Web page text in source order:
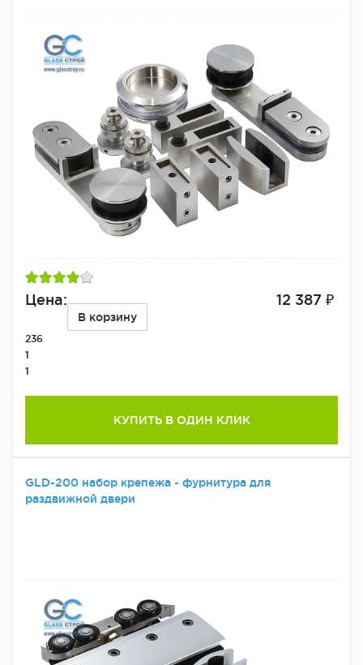
Цена: 12 387 ₽
В корзину
236
1
1
КУПИТЬ В ОДИН КЛИК
GLD-200 набор крепежа - фурнитура для
раздвижной двери